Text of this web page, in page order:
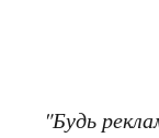
"Будь